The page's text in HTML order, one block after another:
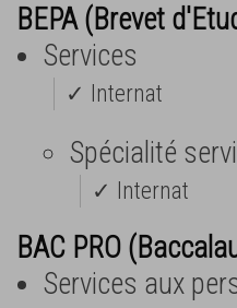
BEPA (Brevet
Services
✓ Internat
Spécialité
✓ Internat
BAC PRO
Services aux